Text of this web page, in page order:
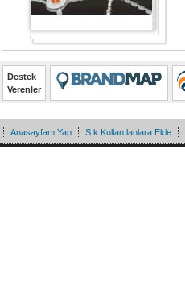
Destek
Verenler
Anasayfam Yap Sık Kullanılanlara Ekle